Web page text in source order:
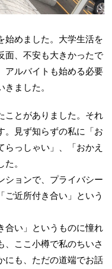
めました。大学生活を
面、不安も大きかったで
アルバイトも始める必要
ました。
とがありました。それ
。見ず知らずの私に「お
っしゃい」、「おかえ
。
ョンで、プライバシー
近所付き合い」という
い」というものに憧れ
、ここ小樽で私のちいさ
にも、ただの道端でお話